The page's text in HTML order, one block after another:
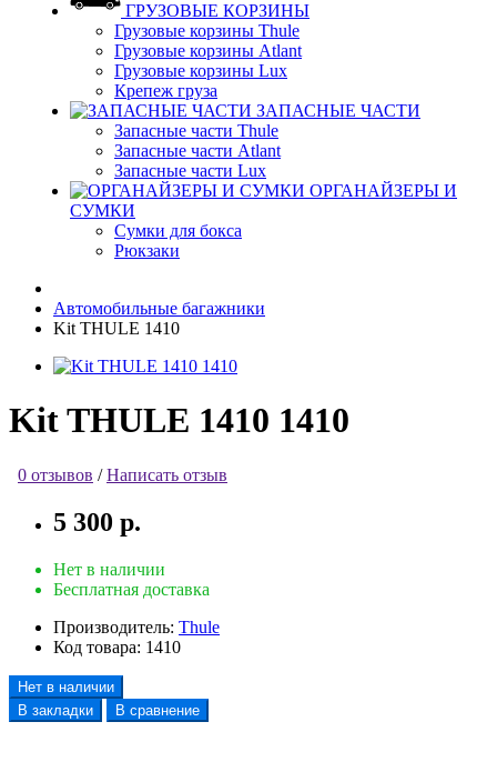
ГРУЗОВЫЕ КОРЗИНЫ
Грузовые корзины Thule
Грузовые корзины Atlant
Грузовые корзины Lux
Крепеж груза
ЗАПАСНЫЕ ЧАСТИ
Запасные части Thule
Запасные части Atlant
Запасные части Lux
ОРГАНАЙЗЕРЫ И
СУМКИ
Сумки для бокса
Рюкзаки
Автомобильные багажники
Kit THULE 1410
Kit THULE 1410 1410
0 отзывов /Написать отзыв
5 300 р.
Нет в наличии
Бесплатная доставка
Производитель: Thule
Код товара: 1410
Нет в наличии
В закладки
В сравнение